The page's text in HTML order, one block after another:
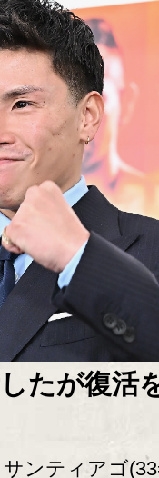
たが復活
ンティアゴ